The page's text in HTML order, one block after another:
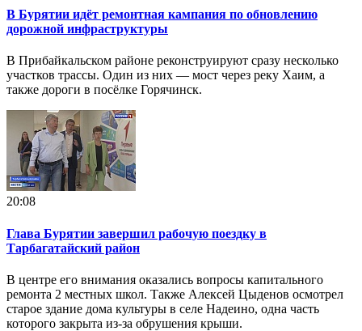
В Бурятии идёт ремонтная кампания по обновлению
дорожной инфраструктуры
В Прибайкальском районе реконструируют сразу несколько
участков трассы. Один из них — мост через реку Хаим, а
также дороги в посёлке Горячинск.
20:08
Глава Бурятии завершил рабочую поездку в
Тарбагатайский район
В центре его внимания оказались вопросы капитального
ремонта 2 местных школ. Также Алексей Цыденов осмотрел
старое здание дома культуры в селе Надеино, одна часть
которого закрыта из-за обрушения крыши.